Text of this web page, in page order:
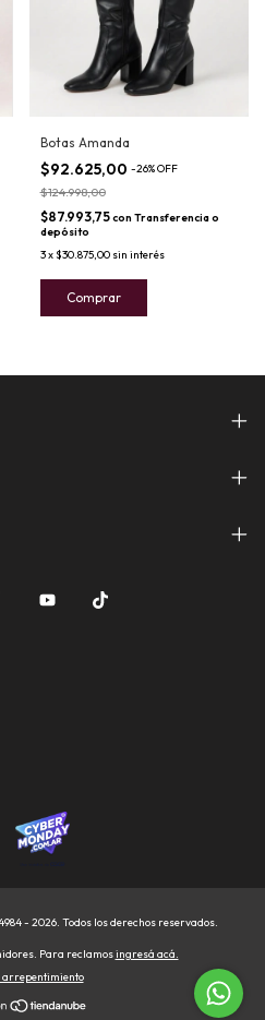
Botas Amanda
$92.625,00 -26%OFF
$124.998,00
$87.993,75con Transferencia o
depósito
3x$30.875,00 sin interés
Comprar
- 2026. Todos los derechos reservados.
Para reclamosingresá acá.
arrepentimiento